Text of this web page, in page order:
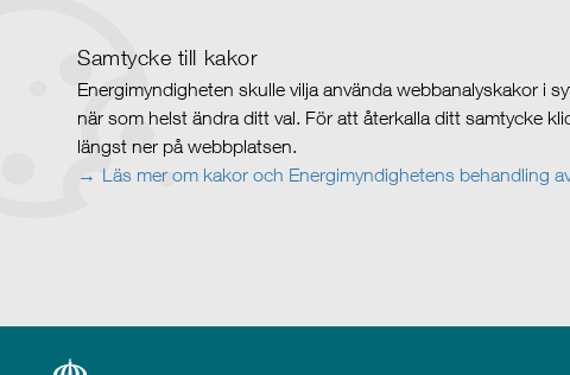
Samtycke till kakor
Energimyndigheten skulle vilja använda webbanalyskakor i
när som helst ändra ditt val. För att återkalla ditt samtycke
längst ner på webbplatsen.
Läs mer om kakor och Energimyndighetens behandling